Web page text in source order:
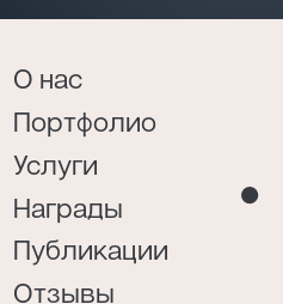
О нас
Портфолио
Услуги
Награды
Публикации
Отзывы